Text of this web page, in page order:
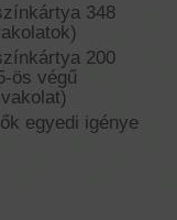
348
200
ös végű
egyedi igénye